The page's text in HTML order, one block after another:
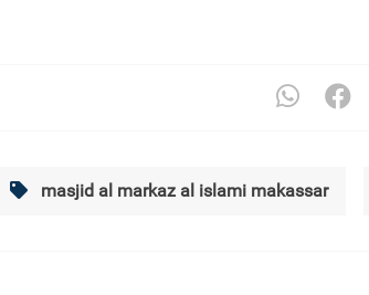
masjid al markaz al islami makassar